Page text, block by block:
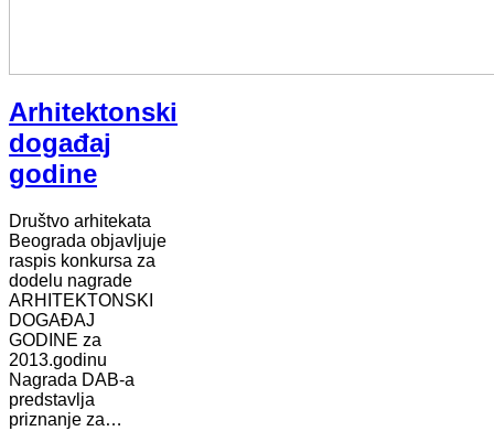
Arhitektonski
događaj
godine
Društvo arhitekata
Beograda objavljuje
raspis konkursa za
dodelu nagrade
ARHITEKTONSKI
DOGAĐAJ
GODINE za
2013.godinu
Nagrada DAB-a
predstavlja
priznanje za…